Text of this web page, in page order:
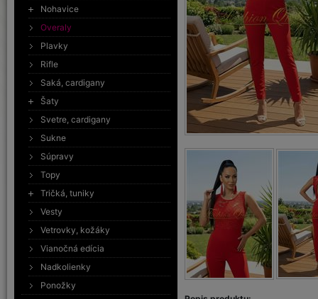
Nohavice
Overaly
Plavky
Rifle
Saká, cardigany
Šaty
Svetre, cardigany
Sukne
Súpravy
Topy
Tričká, tuniky
Vesty
Vetrovky, kožáky
Vianočná edícia
Nadkolienky
Ponožky